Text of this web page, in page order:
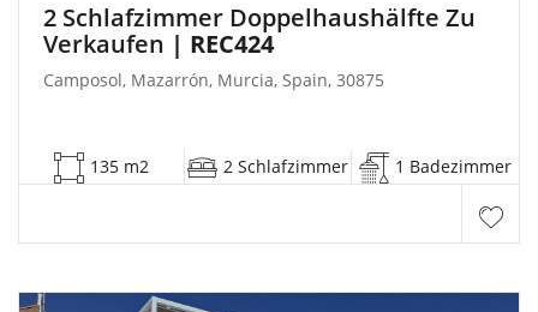
2 Schlafzimmer Doppelhaushälfte Zu
Verkaufen | REC424
Camposol, Mazarrón, Murcia, Spain, 30875
135 m2 2 Schlafzimmer 1 Badezimmer